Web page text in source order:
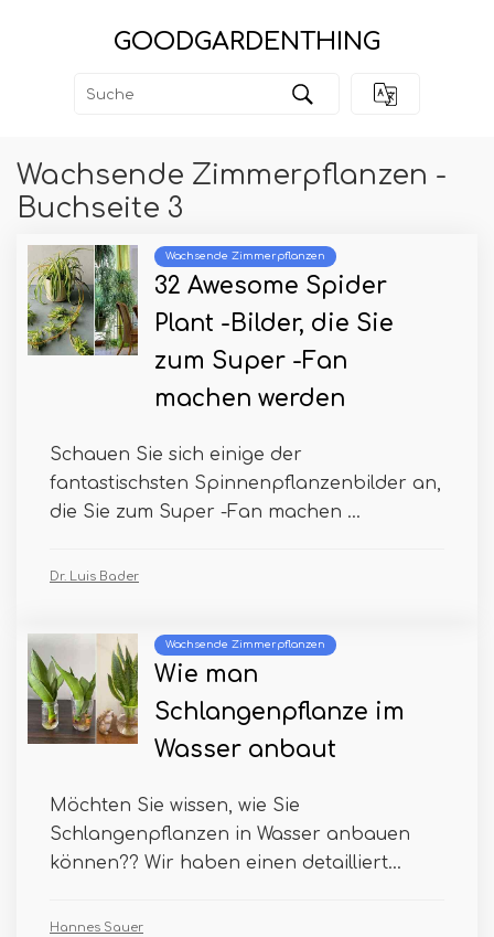
GOODGARDENTHING
Wachsende Zimmerpflanzen -
Buchseite 3
Wachsende Zimmerpflanzen
32 Awesome Spider
Plant -Bilder, die Sie
zum Super -Fan
machen werden
Schauen Sie sich einige der
fantastischsten Spinnenpflanzenbilder an,
die Sie zum Super -Fan machen ...
Dr. Luis Bader
Wachsende Zimmerpflanzen
Wie man
Schlangenpflanze im
Wasser anbaut
Möchten Sie wissen, wie Sie
Schlangenpflanzen in Wasser anbauen
können?? Wir haben einen detailliert...
Hannes Sauer